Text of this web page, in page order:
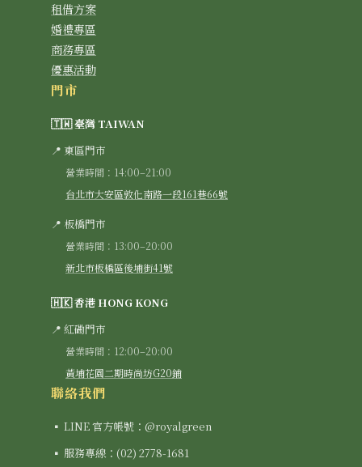
租借方案
婚禮專區
商務專區
優惠活動
門市
🇹🇼 臺灣 TAIWAN
📍 東區門市
營業時間：14:00–21:00
台北市大安區敦化南路一段161巷66號
📍 板橋門市
營業時間：13:00–20:00
新北市板橋區後埔街41號
🇭🇰 香港 HONG KONG
📍 紅磡門市
營業時間：12:00–20:00
黃埔花園二期時尚坊G20鋪
聯絡我們
▪ LINE 官方帳號：@royalgreen
▪ 服務專線：(02) 2778-1681